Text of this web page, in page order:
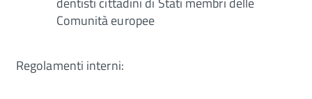
Comunità europee
Regolamenti interni: